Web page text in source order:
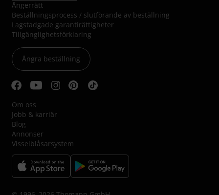
Ångerrätt
Beställningsprocess / slutförande av beställning
Lagstadgade garantirättigheter
Tillgänglighetsförklaring
Ångra beställning
Om oss
Jobb & karriär
Blog
Annonser
Visselblåsarsystem